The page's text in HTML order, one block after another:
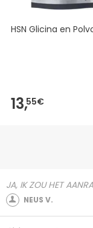
HSN Glicina en
13,55€
JA, IK ZOU HET
NEUS V.